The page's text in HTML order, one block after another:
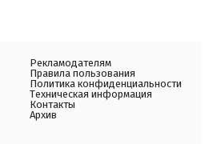
Рекламодателям
Правила пользования
Политика конфиденциальности
Техническая информация
Контакты
Архив